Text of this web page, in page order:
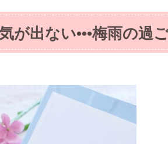
が出ない•••梅雨の過